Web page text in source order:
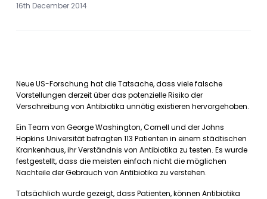
16th December 2014
Neue US-Forschung hat die Tatsache, dass viele falsche
Vorstellungen derzeit über das potenzielle Risiko der
Verschreibung von Antibiotika unnötig existieren hervorgehoben.
Ein Team von George Washington, Cornell und der Johns
Hopkins Universität befragten 113 Patienten in einem städtischen
Krankenhaus, ihr Verständnis von Antibiotika zu testen. Es wurde
festgestellt, dass die meisten einfach nicht die möglichen
Nachteile der Gebrauch von Antibiotika zu verstehen.
Tatsächlich wurde gezeigt, dass Patienten, können Antibiotika